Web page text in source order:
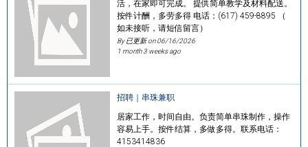
活，在家即可完成。 提供简单教学及材料配送。
按件计酬，多劳多得 电话：(617) 459-8895 （
如未接听，请短信留言）
By 已更新 on06/16/2026
1 month 3 weeks ago
招聘｜串珠兼职
居家工作，时间自由。负责简单串珠制作，操作
容易上手。按件结算，多做多得。联系电话：
4153414836